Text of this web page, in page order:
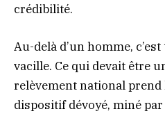
crédibilité.
Au-delà d’un homme,
vacille. Ce qui devait être
relèvement national prend
dispositif dévoyé, miné